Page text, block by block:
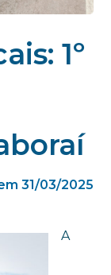
1º
31/03/2025
A